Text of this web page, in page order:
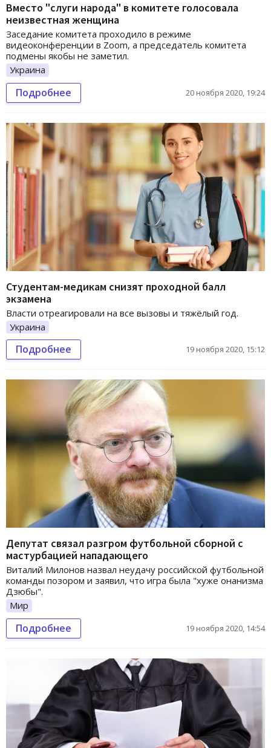
Вместо "слуги народа" в комитете голосовала
неизвестная женщина
Заседание комитета проходило в режиме
видеоконференции в Zoom, а председатель комитета
подмены якобы не заметил.
Украина
Подробнее 20 ноября 2020, 19:24
Студентам-медикам снизят проходной балл
экзамена
Власти отреагировали на все вызовы и тяжёлый год.
Украина
Подробнее 19 ноября 2020, 15:12
Депутат связал разгром футбольной сборной с
мастурбацией нападающего
Виталий Милонов назвал неудачу российской футбольной
команды позором и заявил, что игра была "хуже онанизма
Дзюбы".
Мир
Подробнее 19 ноября 2020, 14:54